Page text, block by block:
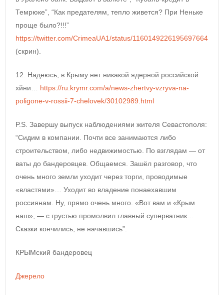
Темрюке”, “Как предателям, тепло живется? При Неньке
проще было?!!!”
https://twitter.com/CrimeaUA1/status/1160149226195697664
(скрин).
12. Надеюсь, в Крыму нет никакой ядерной российской
хйни… https://ru.krymr.com/a/news-zhertvy-vzryva-na-
poligone-v-rossii-7-chelovek/30102989.html
P.S. Завершу выпуск наблюдениями жителя Севастополя:
“Сидим в компании. Почти все занимаются либо
строительством, либо недвижимостью. По взглядам — от
ваты до бандеровцев. Общаемся. Зашёл разговор, что
очень много земли уходит через торги, проводимые
«властями»… Уходит во владение понаехавшим
россиянам. Ну, прямо очень много. «Вот вам и «Крым
наш», — с грустью промолвил главный суперватник…
Сказки кончились, не начавшись”.
КРЫМский бандеровец
Джерело